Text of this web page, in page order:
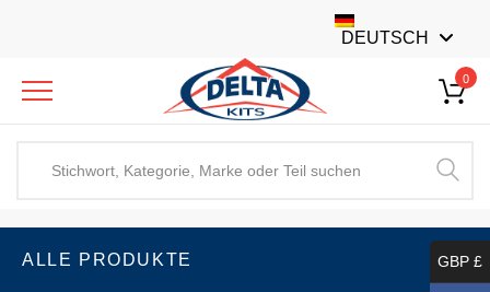
DEUTSCH
0
ALLE PRODUKTE GBP £